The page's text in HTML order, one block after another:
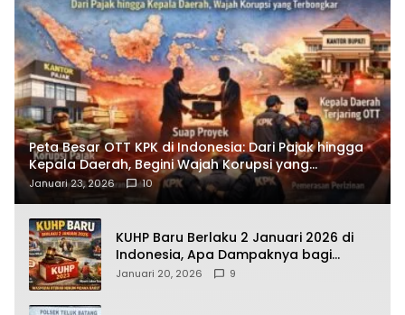
Peta Besar OTT KPK di Indonesia: Dari Pajak hingga
Kepala Daerah, Begini Wajah Korupsi yang
Terbongkar
Januari 23, 2026 10
KUHP Baru Berlaku 2 Januari 2026 di
Indonesia, Apa Dampaknya bagi
Kehidupan Warga? Ini Aturan Kunci
Januari 20, 2026 9